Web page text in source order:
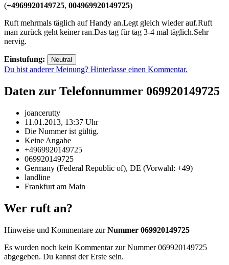
(+4969920149725, 004969920149725)
Ruft mehrmals täglich auf Handy an.Legt gleich wieder auf.Ruft
man zurück geht keiner ran.Das tag für tag 3-4 mal täglich.Sehr
nervig.
Einstufung: Neutral
Du bist anderer Meinung? Hinterlasse einen Kommentar.
Daten zur Telefonnummer 069920149725
joancerutty
11.01.2013, 13:37 Uhr
Die Nummer ist gültig.
Keine Angabe
+4969920149725
069920149725
Germany (Federal Republic of), DE (Vorwahl: +49)
landline
Frankfurt am Main
Wer ruft an?
Hinweise und Kommentare zurNummer 069920149725
Es wurden noch kein Kommentar zur Nummer 069920149725
abgegeben. Du kannst der Erste sein.